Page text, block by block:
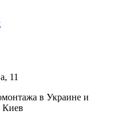
11
в Украине и
Киев